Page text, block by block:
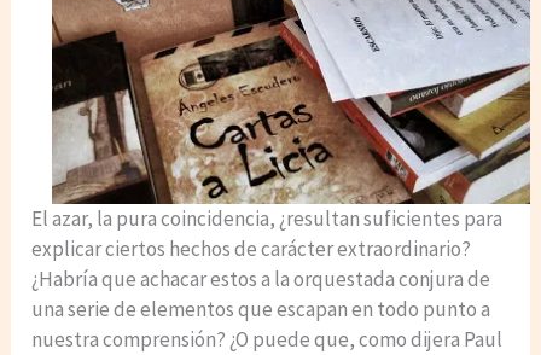
El azar, la pura coincidencia, ¿resultan suficientes para
explicar ciertos hechos de carácter extraordinario?
¿Habría que achacar estos a la orquestada conjura de
una serie de elementos que escapan en todo punto a
nuestra comprensión? ¿O puede que, como dijera Paul